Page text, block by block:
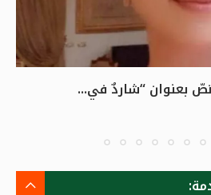
بعنوان “شاردٌ في...